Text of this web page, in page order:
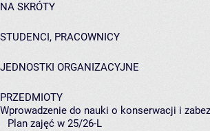
NA SKRÓTY
STUDENCI, PRACOWNICY
JEDNOSTKI ORGANIZACYJNE
PRZEDMIOTY
Wprowadzenie do nauki o konserwacji i
Plan zajęć w 25/26-L